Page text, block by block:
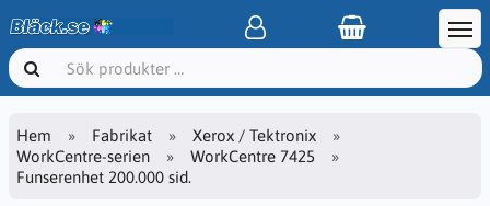
Hem Fabrikat
Xerox / Tektronix
WorkCentre-serien
WorkCentre 7425
Funserenhet 200.000 sid.